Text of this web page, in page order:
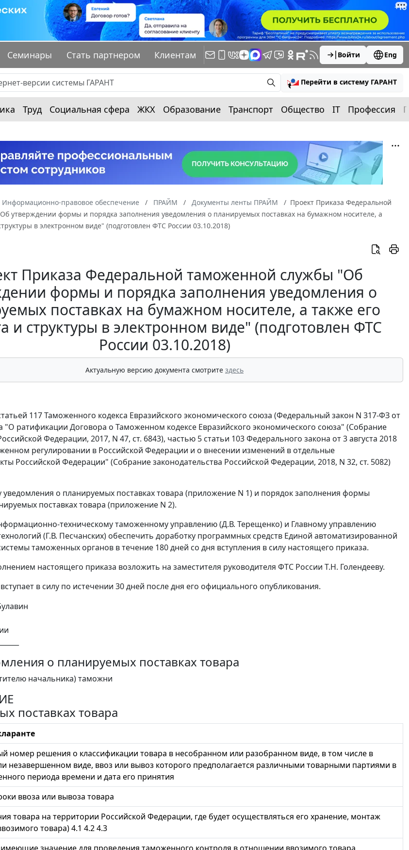
Семинары Стать партнером Клиентам Войти Eng
Перейти в систему ГАРАНТ
Труд Социальная сфера ЖКХ Образование Транспорт Общество IT Профессия
Информационно-правовое обеспечение ПРАЙМ Документы ленты ПРАЙМ
Проект Приказа Федеральной
утверждении формы и порядка заполнения уведомления о планируемых поставках на бумажном носителе, а
в электронном виде" (подготовлен ФТС России 03.10.2018)
Приказа Федеральной таможенной службы "Об
формы и порядка заполнения уведомления о
поставках на бумажном носителе, а также его
и структуры в электронном виде" (подготовлен ФТС
России 03.10.2018)
Актуальную версию документа смотрите здесь
117 Таможенного кодекса Евразийского экономического союза (Федеральный закон N 317-ФЗ от
"О ратификации Договора о Таможенном кодексе Евразийского экономического союза" (Собрание
Федерации, 2017, N 47, ст. 6843), частью 5 статьи 103 Федерального закона от 3 августа 2018
регулировании в Российской Федерации и о внесении изменений в отдельные
Российской Федерации" (Собрание законодательства Российской Федерации, 2018, N 32, ст. 5082)
уведомления о планируемых поставках товара (приложение N 1) и порядок заполнения формы
поставках товара (приложение N 2).
техническому таможенному управлению (Д.В. Терещенко) и Главному управлению
(Г.В. Песчанских) обеспечить доработку программных средств Единой автоматизированной
таможенных органов в течение 180 дней со дня вступления в силу настоящего приказа.
настоящего приказа возложить на заместителя руководителя ФТС России Т.Н. Голендееву.
в силу по истечении 30 дней после дня его официального опубликования.
о планируемых поставках товара
начальника) таможни
поставках товара
номер решения о классификации товара в несобранном или разобранном виде, в том числе в
незавершенном виде, ввоз или вывоз которого предполагается различными товарными партиями в
периода времени и дата его принятия
ввоза или вывоза товара
товара на территории Российской Федерации, где будет осуществляться его хранение, монтаж
товара) 4.1 4.2 4.3